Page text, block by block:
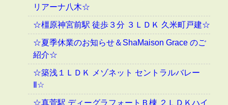
リアーナ八木☆
☆橿原神宮前駅 徒歩３分 ３ＬＤＫ 久米町戸建☆
☆夏季休業のお知らせ＆ShaMaison Grace のご
紹介☆
☆築浅１ＬＤＫ メゾネット セントラルバレー
Ⅱ☆
☆真菅駅 ディーグラフォートＢ棟 ２ＬＤＫハイ